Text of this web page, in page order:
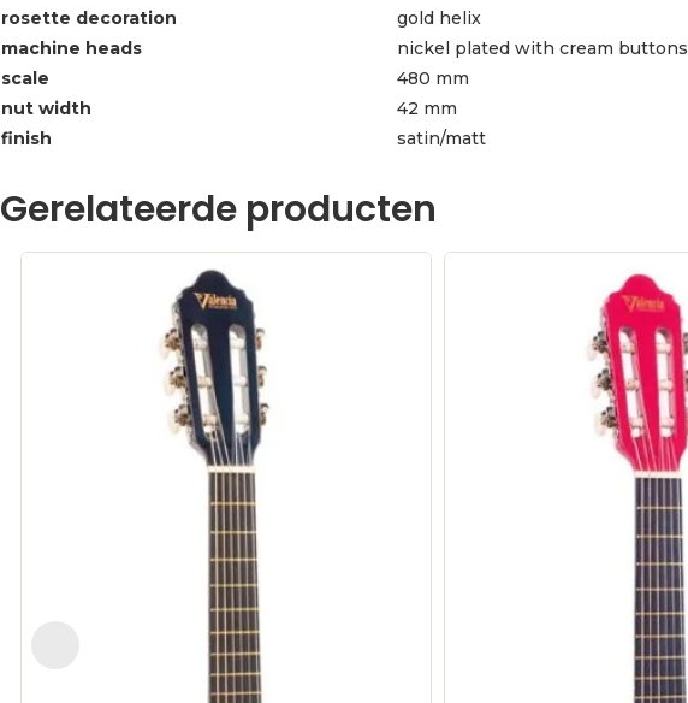
rosette decoration
gold helix
machine heads
nickel plated with cream buttons
scale
480 mm
nut width
42 mm
finish
satin/matt
Gerelateerde producten